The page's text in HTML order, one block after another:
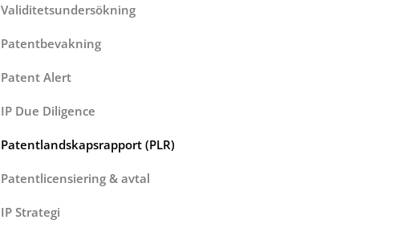
Validitetsundersökning
Patentbevakning
Patent Alert
IP Due Diligence
Patentlandskapsrapport (PLR)
Patentlicensiering & avtal
IP Strategi